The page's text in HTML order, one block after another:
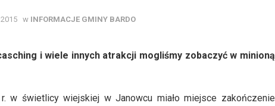
w INFORMACJE GMINY BARDO
i wiele innych atrakcji mogliśmy zobaczyć w minioną
w świetlicy wiejskiej w Janowcu miało miejsce zakończenie